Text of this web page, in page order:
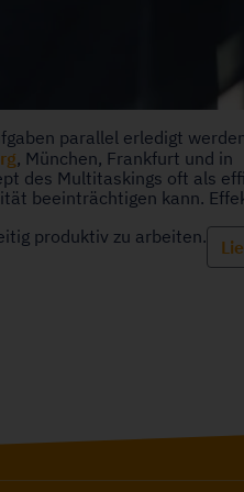
parallel erledigt
, München, Frankfurt und in
des Multitaskings oft als
beeinträchtigen kann.
produktiv zu arbeiten.